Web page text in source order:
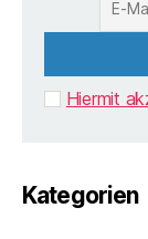
Hiermit
Kategorien